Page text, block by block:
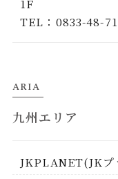
1F
TEL：0833-48-
ARIA
九州エリア
JKPLANET(JKプ